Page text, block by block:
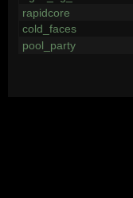
rapidcore
cold_faces
pool_party